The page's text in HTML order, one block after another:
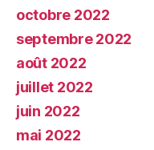
octobre 2022
septembre 2022
août 2022
juillet 2022
juin 2022
mai 2022